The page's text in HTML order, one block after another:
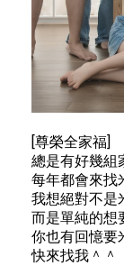
[尊榮全家福]
總是有好幾組
每年都會來找
我想絕對不是
而是單純的想
你也有回憶要
快來找我＾＾